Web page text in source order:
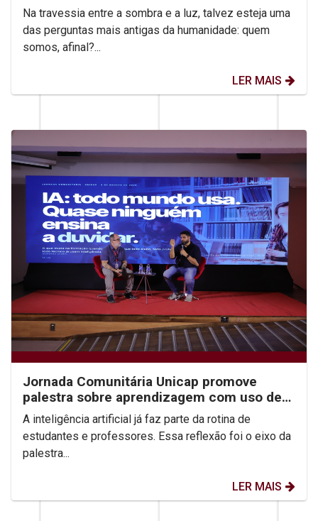
Na travessia entre a sombra e a luz, talvez esteja uma
das perguntas mais antigas da humanidade: quem
somos, afinal?...
LER MAIS
Jornada Comunitária Unicap promove
palestra sobre aprendizagem com uso de
IA
A inteligência artificial já faz parte da rotina de
estudantes e professores. Essa reflexão foi o eixo da
palestra...
LER MAIS